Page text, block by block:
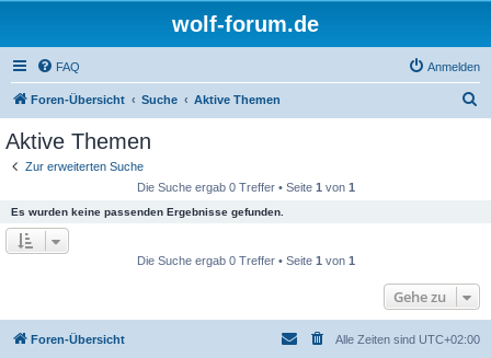
wolf-forum.de
FAQ Anmelden
Foren-Übersicht Suche Aktive Themen
Aktive Themen
Zur erweiterten Suche
Die Suche ergab 0 Treffer • Seite 1 von 1
Es wurden keine passenden Ergebnisse gefunden.
Die Suche ergab 0 Treffer • Seite 1 von 1
Gehe zu
Foren-Übersicht Alle Zeiten sind UTC+02:00